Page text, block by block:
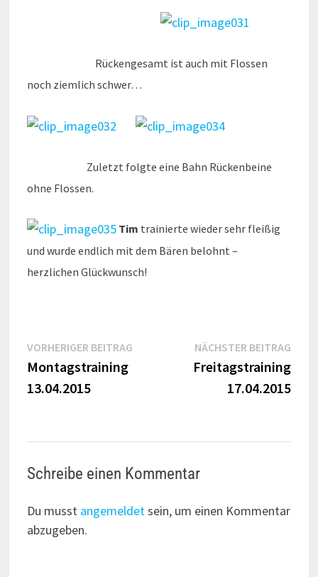
Rückengesamt ist auch mit Flossen
noch ziemlich schwer…
Zuletzt folgte eine Bahn Rückenbeine
ohne Flossen.
Tim trainierte wieder sehr fleißig
und wurde endlich mit dem Bären belohnt –
herzlichen Glückwunsch!
Beitragsnavigation
VORHERIGER BEITRAGVorheriger
Montagstraining
13.04.2015
NÄCHSTER BEITRAG
Freitagstraining
17.04.2015
Schreibe einen Kommentar
Du musst angemeldetsein, um einen Kommentar
abzugeben.